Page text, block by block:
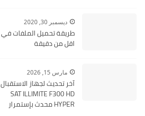
ديسمبر 30, 2020
طريقة تحميل الملفات في
اقل من دقيقة
مارس 15, 2026
آخر تحديث لجهاز الاستقبال
SAT ILLIMITE F300 HD
HYPER محدث بإستمرار